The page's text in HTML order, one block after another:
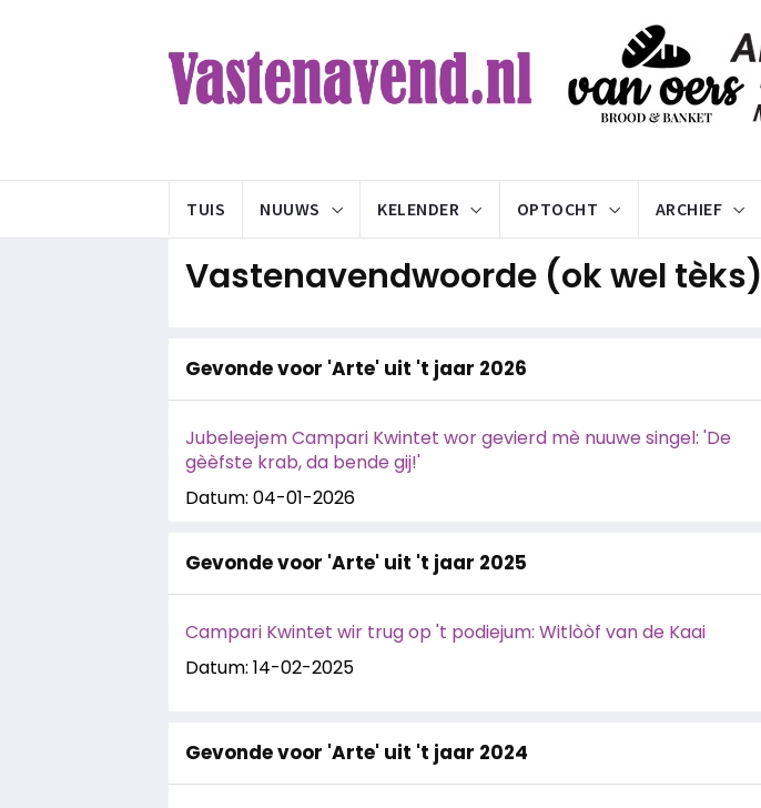
TUIS NUUWS KELENDER OPTOCHT ARCHIEF
Vastenavendwoorde (ok wel tèks)
Gevonde voor 'Arte' uit 't jaar 2026
Jubeleejem Campari Kwintet wor gevierd mè nuuwe singel: 'De
gèèfste krab, da bende gij!'
Datum: 04-01-2026
Gevonde voor 'Arte' uit 't jaar 2025
Campari Kwintet wir trug op 't podiejum: Witlòòf van de Kaai
Datum: 14-02-2025
Gevonde voor 'Arte' uit 't jaar 2024